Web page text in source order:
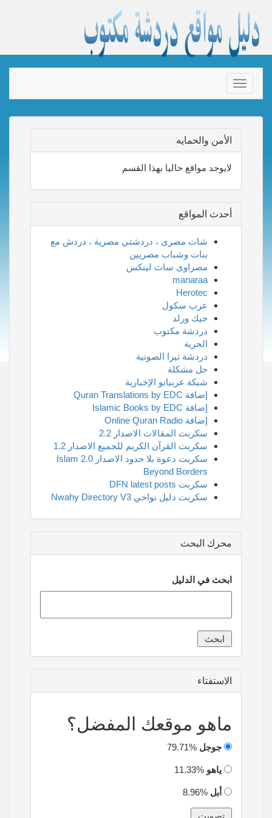
Toggle
navigation
الأمن والحمايه
لايوجد مواقع حاليا بهذا القسم
أحدث المواقع
شات مصرى ، دردشتي مصرية ، دردش مع
بنات وشباب مصريين
مصراوى سات لينكس
manaraa
Herotec
عرب سكول
جيك ورلد
دردشة مكتوب
الحرية
دردشة تيرا الصوتية
حل مشكلة
شبكة عربيانو الإخبارية
إضافة Quran Translations by EDC
إضافة Islamic Books by EDC
إضافة Online Quran Radio
سكربت المقالات الاصدار 2.2
سكربت القرآن الكريم للجميع الاصدار 1.2
سكربت دعوة بلا حدود الاصدار 2.0 Islam
Beyond Borders
سكربت DFN latest posts
سكربت دليل نواحي Nwahy Directory V3
محرك البحث
ابحث في الدليل
الاستفتاء
ماهو موقعك المفضل؟
جوجل
ياهو
أبل